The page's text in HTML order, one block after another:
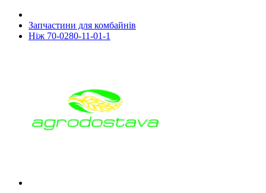
Запчастини для комбайнів
Ніж 70-0280-11-01-1